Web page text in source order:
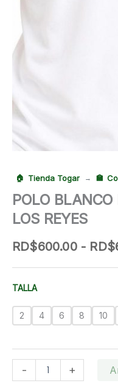
Tienda Togar →
POLO BLANCO
LOS REYES
RD$600.00 - RD$
TALLA
2 4 6 8 10
- +